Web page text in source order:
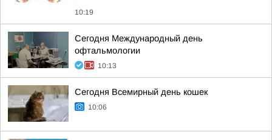
10:19
Сегодня Международный день
офтальмологии
10:13
Сегодня Всемирный день кошек
10:06